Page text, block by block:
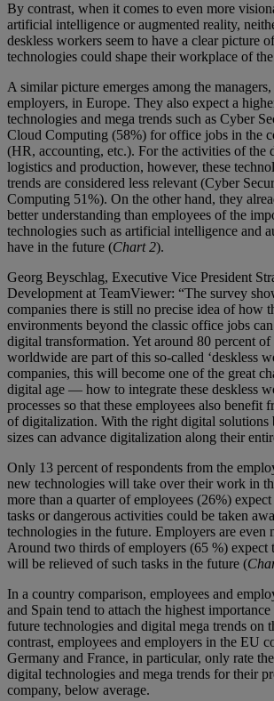
By contrast, when it comes to even more
artificial intelligence or augmented reality,
deskless workers seem to have a clear picture
technologies could shape their workplace of
A similar picture emerges among the
employers, in Europe. They also expect a
technologies and mega trends such as Cyber
Cloud Computing (58%) for office jobs in the
(HR, accounting, etc.). For the activities of the
logistics and production, however, these
trends are considered less relevant (Cyber
Computing 51%). On the other hand, they
better understanding than employees of the
technologies such as artificial intelligence and
have in the future (Chart 2).
Georg Beyschlag, Executive Vice President
Development at TeamViewer: “The survey
companies there is still no precise idea of how
environments beyond the classic office jobs
digital transformation. Yet around 80 percent of
worldwide are part of this so-called ‘deskless
companies, this will become one of the great
digital age — how to integrate these deskless
processes so that these employees also benefit
of digitalization. With the right digital solutions
sizes can advance digitalization along their
Only 13 percent of respondents from the
new technologies will take over their work in
more than a quarter of employees (26%)
tasks or dangerous activities could be taken
technologies in the future. Employers are even
Around two thirds of employers (65 %) expect
will be relieved of such tasks in the future (
In a country comparison, employees and
and Spain tend to attach the highest
future technologies and digital mega trends on
contrast, employees and employers in the EU
Germany and France, in particular, only rate
digital technologies and mega trends for their
company, below average.